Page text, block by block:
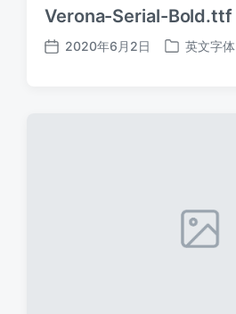
Verona-Serial-Bold.ttf
发
2020年6月2日
发
英文字体